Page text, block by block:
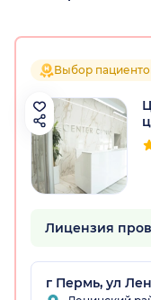
Выбор
Лицензия
г Пермь, ул